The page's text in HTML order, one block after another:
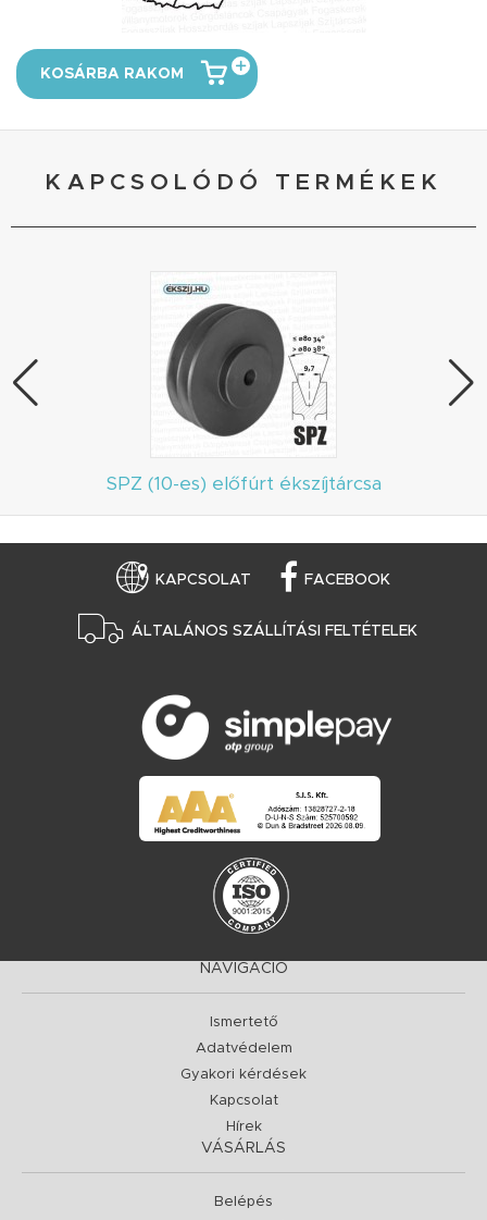
KOSÁRBA RAKOM
KAPCSOLÓDÓ TERMÉKEK
SPZ (10-es) előfúrt ékszíjtárcsa
KAPCSOLAT FACEBOOK
ÁLTALÁNOS SZÁLLÍTÁSI FELTÉTELEK
NAVIGÁCIÓ
Ismertető
Adatvédelem
Gyakori kérdések
Kapcsolat
Hírek
VÁSÁRLÁS
Belépés